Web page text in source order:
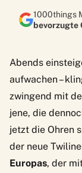
1000things
bevorzugte
Abends
aufwachen –
zwingend mit
jene, die
jetzt die Ohren
der neue
Europas, der